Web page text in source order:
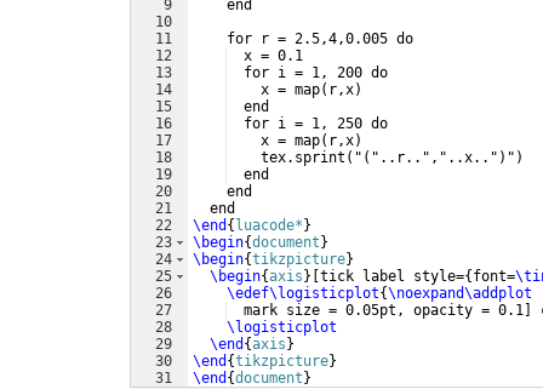
9
10
11
12
13
14
15
16
17
18
19
20
21
22
23
24
25
26
27
28
29
30
31
    end
    for r = 2.5,4,0.005 do
  x = 0.1
  for i = 1, 200 do
    x = map
( r,x)
  end
  for i = 1, 250 do
    x = map
( r,x)
    tex.sprint
( " ( "..r..","..x.." ) " )
  end
    end
  end
\end { luacode* }
\begin{document }
\begin{tikzpicture}
\begin{axis } tick label style={ font=
\edef\logisticplot{\noexpand\addplot
  mark size = 0.05pt, opacity = 0.1
\logisticplot
\end {axis }
\end {tikzpicture}
\end {document }